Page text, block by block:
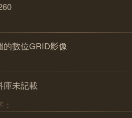
的數位GRID影像
庫未記載